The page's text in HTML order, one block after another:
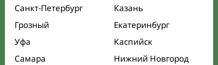
Санкт-Петербург
Казань
Грозный
Екатеринбург
Уфа
Каспийск
Самара
Нижний Новгород